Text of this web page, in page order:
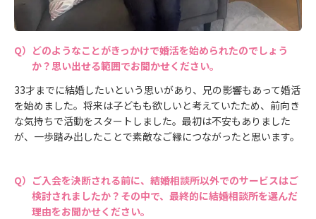
どのようなことがきっかけで婚活を始められたのでしょう
か？思い出せる範囲でお聞かせください。
33才までに結婚したいという思いがあり、兄の影響もあって婚活
を始めました。将来は子どもも欲しいと考えていたため、前向き
な気持ちで活動をスタートしました。最初は不安もありました
が、一歩踏み出したことで素敵なご縁につながったと思います。
ご入会を決断される前に、結婚相談所以外でのサービスはご
検討されましたか？その中で、最終的に結婚相談所を選んだ
理由をお聞かせください。